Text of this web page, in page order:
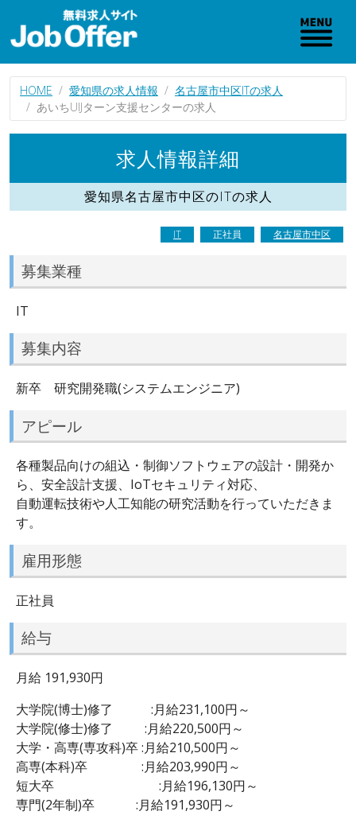
HOME 愛知県の求人情報
名古屋市中区ITの求人
あいちUIJターン支援センターの求人
求人情報詳細
愛知県名古屋市中区のITの求人
IT 正社員 名古屋市中区
募集業種
IT
募集内容
新卒 研究開発職(システムエンジニア)
アピール
各種製品向けの組込・制御ソフトウェアの設計・開発か
ら、安全設計支援、IoTセキュリティ対応、
自動運転技術や人工知能の研究活動を行っていただきま
す。
雇用形態
正社員
給与
月給 191,930円
大学院(博士)修了 :月給231,100円～
大学院(修士)修了 :月給220,500円～
大学・高専(専攻科)卒 :月給210,500円～
高専(本科)卒 :月給203,990円～
短大卒 :月給196,130円～
専門(2年制)卒 :月給191,930円～